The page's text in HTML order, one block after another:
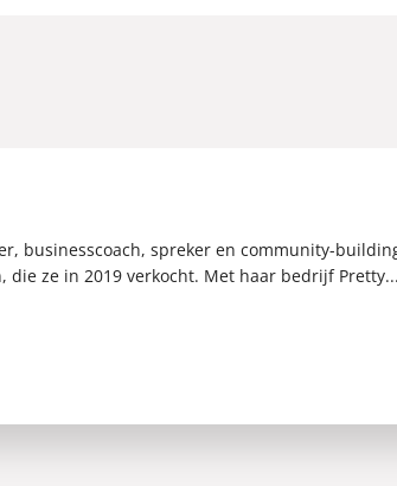
businesscoach, spreker en community-
ze in 2019 verkocht. Met haar bedrijf Pretty...